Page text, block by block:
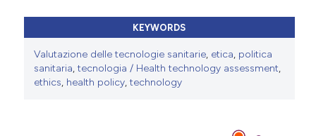
KEYWORDS
Valutazione delle tecnologie sanitarie, etica, politica
sanitaria,tecnologia / Health technology assessment,
ethics, health policy,technology